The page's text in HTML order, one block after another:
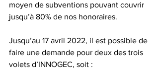
moyen de subventions pouvant couvrir
jusqu’à 80% de nos honoraires.
Jusqu’au 17 avril 2022, il est possible de
faire une demande pour deux des trois
volets d’INNOGEC, soit :